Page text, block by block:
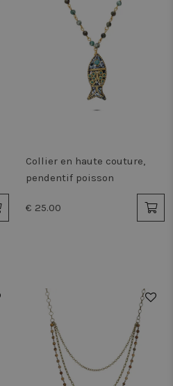
Collier en haute couture,
pendentif poisson
€ 25.00